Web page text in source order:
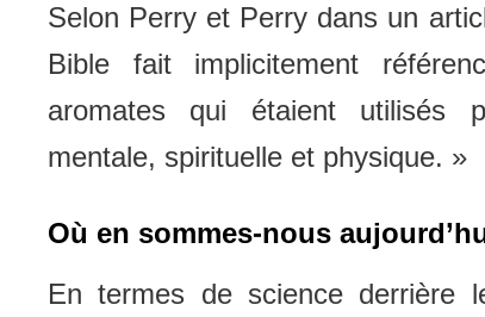
Selon Perry et Perry dans un
Bible fait implicitement
aromates qui étaient utilisés
mentale, spirituelle et physique. »
Où en sommes-nous
En termes de science derrière